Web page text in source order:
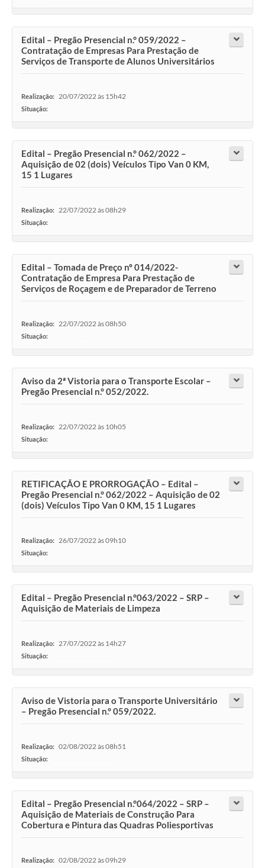
Edital – Pregão Presencial n.° 059/2022 –
Contratação de Empresas Para Prestação de
Serviços de Transporte de Alunos Universitários
Realização: 20/07/2022 às 15h42
Situação:
Edital – Pregão Presencial n.° 062/2022 –
Aquisição de 02 (dois) Veículos Tipo Van 0 KM,
15 1 Lugares
Realização: 22/07/2022 às 08h29
Situação:
Edital – Tomada de Preço nº 014/2022-
Contratação de Empresa Para Prestação de
Serviços de Roçagem e de Preparador de Terreno
Realização: 22/07/2022 às 08h50
Situação:
Aviso da 2ª Vistoria para o Transporte Escolar –
Pregão Presencial n.° 052/2022.
Realização: 22/07/2022 às 10h05
Situação:
RETIFICAÇÃO E PRORROGAÇÃO – Edital –
Pregão Presencial n.° 062/2022 – Aquisição de 02
(dois) Veículos Tipo Van 0 KM, 15 1 Lugares
Realização: 26/07/2022 às 09h10
Situação:
Edital – Pregão Presencial n.°063/2022 – SRP –
Aquisição de Materiais de Limpeza
Realização: 27/07/2022 às 14h27
Situação:
Aviso de Vistoria para o Transporte Universitário
– Pregão Presencial n.° 059/2022.
Realização: 02/08/2022 às 08h51
Situação:
Edital – Pregão Presencial n.°064/2022 – SRP –
Aquisição de Materiais de Construção Para
Cobertura e Pintura das Quadras Poliesportivas
Realização: 02/08/2022 às 09h29